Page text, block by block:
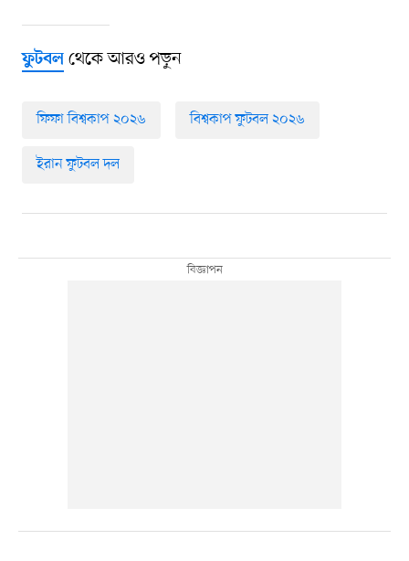
ফুটবলথেকে আরও পড়ুন
ফিফা বিশ্বকাপ ২০২৬ বিশ্বকাপ ফুটবল ২০২৬
ইরান ফুটবল দল